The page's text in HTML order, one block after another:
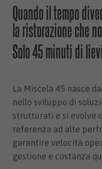
Quando il tempo
la ristorazione che
Solo 45 minuti di
La Miscela 45 nasce
nello sviluppo di
strutturati e si evolve
referenza ad alte
garantire velocità
gestione e costanza